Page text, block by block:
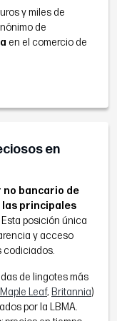
y miles de
de
en el comercio de
en
bancario de
las principales
posición única
y acceso
codiciados.
de lingotes más
Maple Leaf, Britannia)
por la LBMA.